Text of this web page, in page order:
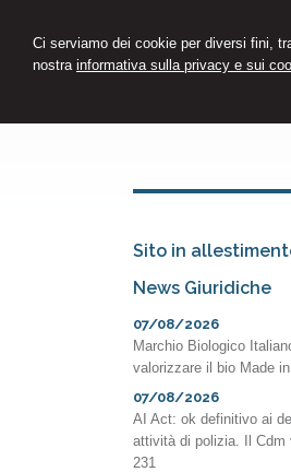
Ci serviamo dei cookie per diversi fini,
nostra informativa sulla privacy e sui
Sito in
News Giuridiche
07/08/2026
Marchio Biologico
valorizzare il bio Made
07/08/2026
AI Act: ok definitivo ai
attività di polizia. Il Cdm
231